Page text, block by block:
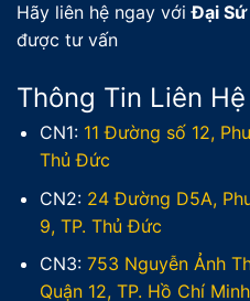
Hãy liên hệ ngay vớiĐại
được tư vấn
Thông Tin Liên Hệ
CN1: 11 Đường số 12,
Thủ Đức
CN2: 24 Đường D5A,
9, TP. Thủ Đức
CN3: 753 Nguyễn Ảnh
Quận 12, TP. Hồ Chí Minh